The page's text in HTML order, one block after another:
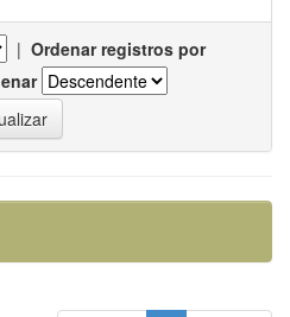
| Ordenar registros por